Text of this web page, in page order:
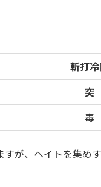
体力、精神アップ(
命中アップ(極大)